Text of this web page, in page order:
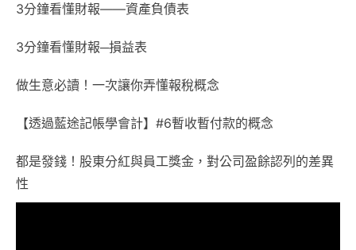
3分鐘看懂財報——資產負債表
3分鐘看懂財報─損益表
做生意必讀！一次讓你弄懂報稅概念
【透過藍途記帳學會計】#6暫收暫付款的概念
都是發錢！股東分紅與員工獎金，對公司盈餘認列的差異
性